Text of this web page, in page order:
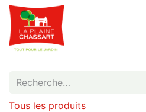
Tous les produits